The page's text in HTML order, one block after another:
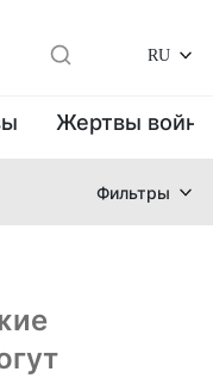
RU
Жертвы
Фильтры